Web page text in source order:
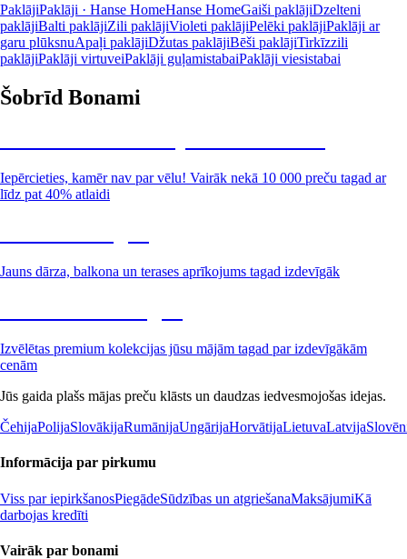
PaklājiPaklāji · Hanse HomeHanse HomeGaiši paklājiDzelteni
paklājiBalti paklājiZili paklājiVioleti paklājiPelēki paklājiPaklāji ar
garu plūksnuApaļi paklājiDžutas paklājiBēši paklājiTirkīzzili
paklājiPaklāji virtuveiPaklāji guļamistabaiPaklāji viesistabai
Šobrīd Bonami
Iepērcieties, kamēr nav par vēlu! Vairāk nekā 10 000 preču tagad ar
līdz pat 40% atlaidi
Jauns dārza, balkona un terases aprīkojums tagad izdevīgāk
Izvēlētas premium kolekcijas jūsu mājām tagad par izdevīgākām
cenām
Jūs gaida plašs mājas preču klāsts un daudzas iedvesmojošas idejas.
ČehijaPolijaSlovākijaRumānijaUngārijaHorvātijaLietuvaLatvija
Informācija par pirkumu
Viss par iepirkšanosPiegādeSūdzības un atgriešanaMaksājumiKā
darbojas kredīti
Vairāk par bonami